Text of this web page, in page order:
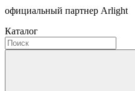
официальный партнер Arlight
Каталог